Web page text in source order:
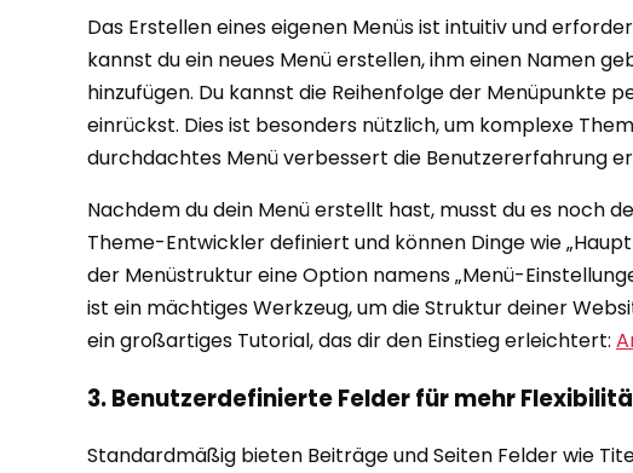
Das Erstellen eines eigenen Menüs ist intuitiv und
kannst du ein neues Menü erstellen, ihm einen Namen
hinzufügen. Du kannst die Reihenfolge der
einrückst. Dies ist besonders nützlich, um komplexe
durchdachtes Menü verbessert die Benutzererfahrung
Nachdem du dein Menü erstellt hast, musst du es noch
Theme-Entwickler definiert und können Dinge wie
der Menüstruktur eine Option namens „Menü-
ist ein mächtiges Werkzeug, um die Struktur deiner
ein großartiges Tutorial, das dir den Einstieg erleichtert:
3. Benutzerdefinierte Felder für mehr
Standardmäßig bieten Beiträge und Seiten Felder wie